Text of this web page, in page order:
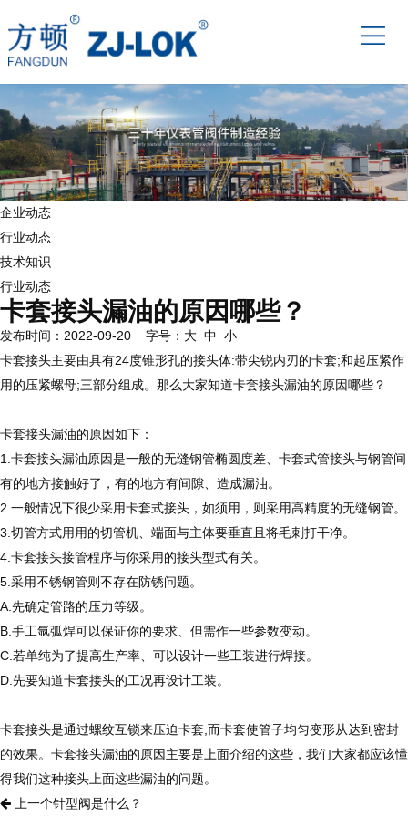
企业动态
行业动态
技术知识
行业动态
卡套接头漏油的原因哪些？
发布时间：2022-09-20 字号： 大 中 小
卡套接头主要由具有24度锥形孔的接头体:带尖锐内刃的卡套;和起压紧作
用的压紧螺母;三部分组成。那么大家知道卡套接头漏油的原因哪些？
卡套接头漏油的原因如下：
1.卡套接头漏油原因是一般的无缝钢管椭圆度差、卡套式管接头与钢管间
有的地方接触好了，有的地方有间隙、造成漏油。
2.一般情况下很少采用卡套式接头，如须用，则采用高精度的无缝钢管。
3.切管方式用用的切管机、端面与主体要垂直且将毛刺打干净。
4.卡套接头接管程序与你采用的接头型式有关。
5.采用不锈钢管则不存在防锈问题。
A.先确定管路的压力等级。
B.手工氩弧焊可以保证你的要求、但需作一些参数变动。
C.若单纯为了提高生产率、可以设计一些工装进行焊接。
D.先要知道卡套接头的工况再设计工装。
卡套接头是通过螺纹互锁来压迫卡套,而卡套使管子均匀变形从达到密封
的效果。卡套接头漏油的原因主要是上面介绍的这些，我们大家都应该懂
得我们这种接头上面这些漏油的问题。
上一个针型阀是什么？